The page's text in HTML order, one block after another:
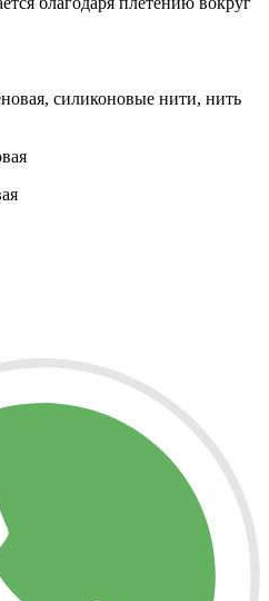
силиконовые нити, нить